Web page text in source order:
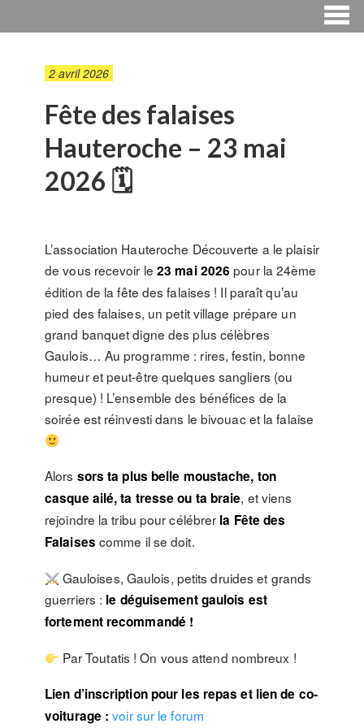
2 avril 2026
Fête des falaises
Hauteroche – 23 mai
2026 🗓
L’association Hauteroche Découverte a le plaisir
de vous recevoir le 23 mai 2026 pour la 24ème
édition de la fête des falaises ! Il paraît qu’au
pied des falaises, un petit village prépare un
grand banquet digne des plus célèbres
Gaulois… Au programme : rires, festin, bonne
humeur et peut-être quelques sangliers (ou
presque) ! L’ensemble des bénéfices de la
soirée est réinvesti dans le bivouac et la falaise
Alors sors ta plus belle moustache, ton
casque ailé, ta tresse ou ta braie, et viens
rejoindre la tribu pour célébrer la Fête des
Falaises comme il se doit.
Gauloises, Gaulois, petits druides et grands
guerriers : le déguisement gaulois est
fortement recommandé !
Par Toutatis ! On vous attend nombreux !
Lien d’inscription pour les repas et lien de co-
voiturage : voir sur le forum